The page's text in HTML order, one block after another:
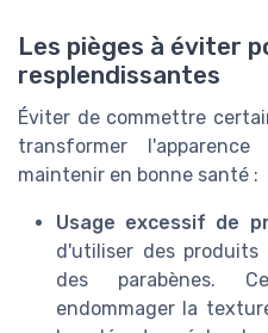
Les pièges à éviter
resplendissantes
Éviter de commettre
transformer
maintenir en bonne santé :
Usage excessif de
d'utiliser des
des parabènes.
endommager la